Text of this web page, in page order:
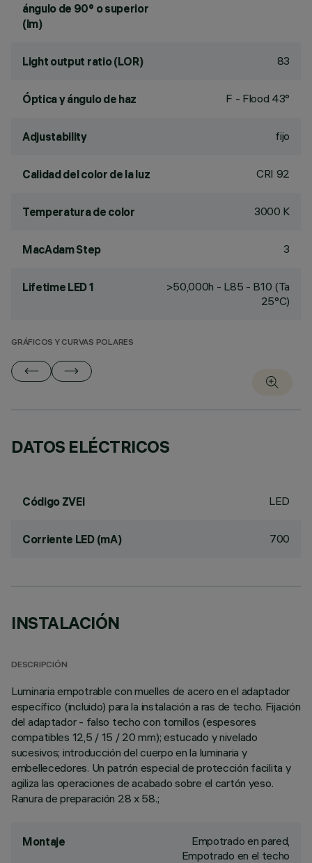
ángulo de 90° o superior
(lm)
Light output ratio (LOR) 83
Óptica y ángulo de haz F - Flood 43°
Adjustability fijo
Calidad del color de la luz CRI 92
Temperatura de color 3000 K
MacAdam Step 3
Lifetime LED 1
>50,000h - L85 - B10 (Ta
25°C)
GRÁFICOS Y CURVAS POLARES
DATOS ELÉCTRICOS
Código ZVEI LED
Corriente LED (mA) 700
INSTALACIÓN
DESCRIPCIÓN
Luminaria empotrable con muelles de acero en el adaptador
específico (incluido) para la instalación a ras de techo. Fijación
del adaptador - falso techo con tornillos (espesores
compatibles 12,5 / 15 / 20 mm); estucado y nivelado
sucesivos; introducción del cuerpo en la luminaria y
embellecedores. Un patrón especial de protección facilita y
agiliza las operaciones de acabado sobre el cartón yeso.
Ranura de preparación 28 x 58.;
Montaje
Empotrado en pared,
Empotrado en el techo